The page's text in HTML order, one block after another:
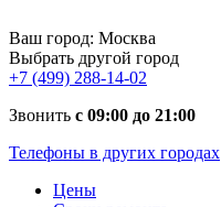
Ваш город: Москва
Выбрать другой город
+7 (499) 288-14-02
Звонить с 09:00 до 21:00
Телефоны в других городах
Цены